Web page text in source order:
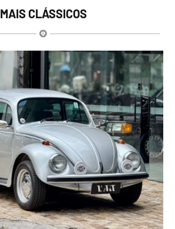
MAIS CLÁSSICOS